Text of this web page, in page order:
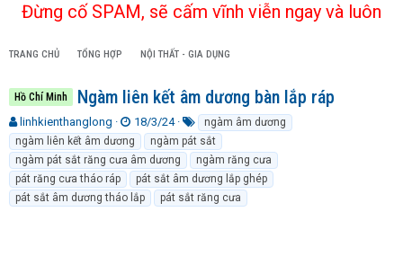
Đừng cố SPAM, sẽ cấm vĩnh viễn ngay và luôn
TRANG CHỦ TỔNG HỢP NỘI THẤT - GIA DỤNG
Hồ Chí Minh Ngàm liên kết âm dương bàn lắp ráp
T
h
r
e
a
d
linhkienthanglong
N
g
à
y
g
ử
18/3/24
ừ
k
h
ó
a
ngàm âm dương
ngàm liên kết âm dương
ngàm pát sắt
ngàm pát sắt răng cưa âm dương
ngàm răng cưa
pát răng cưa tháo ráp
pát sắt âm dương lắp ghép
pát sắt âm dương tháo lắp
pát sắt răng cưa